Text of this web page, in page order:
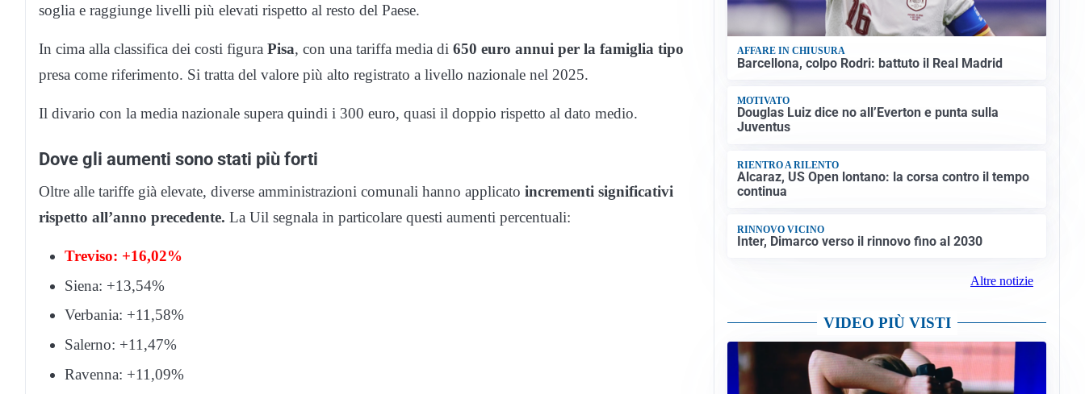
soglia e raggiunge livelli più elevati rispetto al resto del Paese.
In cima alla classifica dei costi figura Pisa, con una tariffa media di 650 euro annui per la famiglia tipo
presa come riferimento. Si tratta del valore più alto registrato a livello nazionale nel 2025.
Il divario con la media nazionale supera quindi i 300 euro, quasi il doppio rispetto al dato medio.
Dove gli aumenti sono stati più forti
Oltre alle tariffe già elevate, diverse amministrazioni comunali hanno applicato incrementi significativi
rispetto all’anno precedente. La Uil segnala in particolare questi aumenti percentuali:
Treviso: +16,02%
Siena: +13,54%
Verbania: +11,58%
Salerno: +11,47%
Ravenna: +11,09%
AFFARE IN CHIUSURA
Barcellona, colpo Rodri: battuto il Real Madrid
MOTIVATO
Douglas Luiz dice no all’Everton e punta sulla
Juventus
RIENTRO A RILENTO
Alcaraz, US Open lontano: la corsa contro il tempo
continua
RINNOVO VICINO
Inter, Dimarco verso il rinnovo fino al 2030
Altre notizie
VIDEO PIÙ VISTI